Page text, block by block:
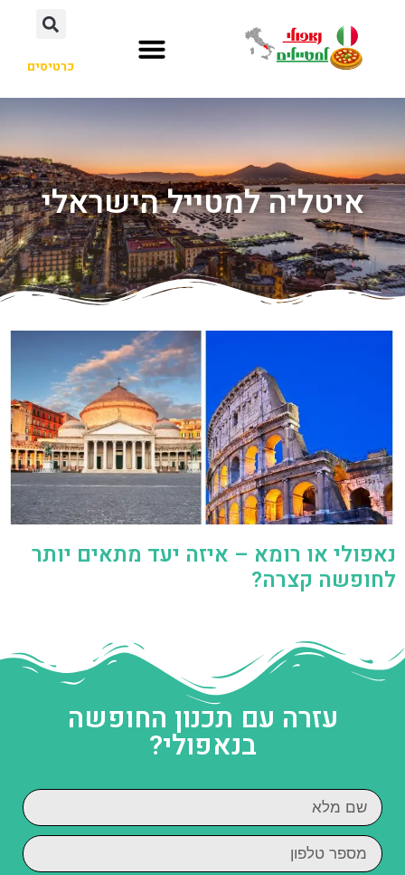
כרטיסים
איטליה למטייל הישראלי
נאפולי או רומא – איזה יעד מתאים יותר
לחופשה קצרה?
עזרה עם תכנון החופשה
בנאפולי?